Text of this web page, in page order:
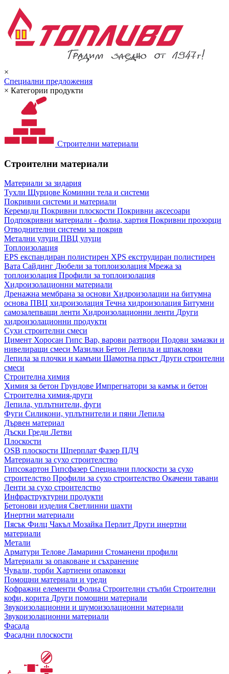
×
Специални предложения
× Категории продукти
Строителни материали
Строителни материали
Материали за зидария
Тухли Щурцове Коминни тела и системи
Покривни системи и материали
Керемиди Покривни плоскости Покривни аксесоари
Подпокривни материали - фолиа, хартия Покривни прозорци
Отводнителни системи за покрив
Метални улуци ПВЦ улуци
Топлоизолация
EPS експандиран полистирен XPS екструдиран полистирен
Вата Сайдинг Дюбели за топлоизолация Мрежа за
топлоизолация Профили за топлоизолация
Хидроизолационни материали
Дренажна мембрана за основи Хидроизолации на битумна
основа ПВЦ хидроизолация Течна хидроизолация Битумни
самозалепващи ленти Хидроизолационни ленти Други
хидроизолационни продукти
Сухи строителни смеси
Цимент Хоросан Гипс Вар, варови разтвори Подови замазки и
нивелиращи смеси Мазилки Бетон Лепила и шпакловки
Лепила за плочки и камъни Шамотна пръст Други строителни
смеси
Строителна химия
Химия за бетон Грундове Импрегнатори за камък и бетон
Строителна химия-други
Лепила, уплътнители, фуги
Фуги Силикони, уплътнители и пяни Лепила
Дървен материал
Дъски Греди Летви
Плоскости
OSB плоскости Шперплат Фазер ПДЧ
Материали за сухо строителство
Гипсокартон Гипсфазер Специални плоскости за сухо
строителство Профили за сухо строителство Окачени тавани
Ленти за сухо строителство
Инфраструктурни продукти
Бетонови изделия Светлинни шахти
Инертни материали
Пясък Филц Чакъл Мозайкa Перлит Други инертни
материали
Метали
Арматури Телове Ламарини Стоманени профили
Материали за опаковане и съхранение
Чували, торби Хартиени опаковки
Помощни материали и уреди
Кофражни елементи Фолиа Строителни стълби Строителни
кофи, корита Други помощни материали
Звукоизолационни и шумоизолационни материали
Звукоизолационни материали
Фасада
Фасадни плоскости